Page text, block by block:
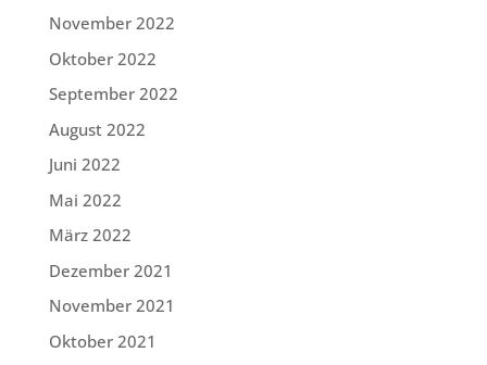
November 2022
Oktober 2022
September 2022
August 2022
Juni 2022
Mai 2022
März 2022
Dezember 2021
November 2021
Oktober 2021